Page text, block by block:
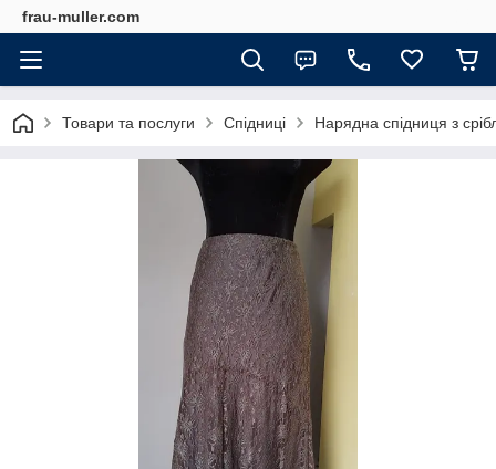
frau-muller.com
Товари та послуги Спідниці Нарядна спідниця з